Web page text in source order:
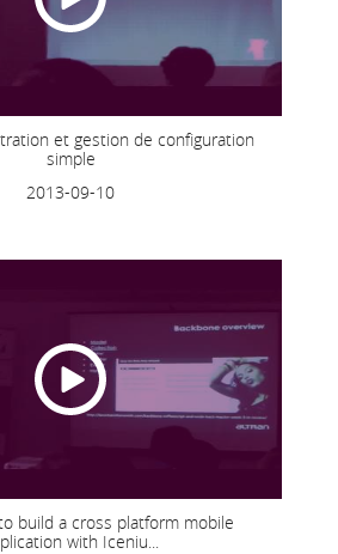
et gestion de configuration
simple
2013-09-10
build a cross platform mobile
with Iceniu...